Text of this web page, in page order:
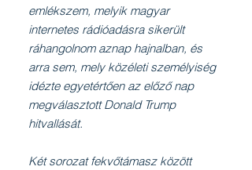
emlékszem, melyik magyar
internetes rádióadásra sikerült
ráhangolnom aznap hajnalban, és
arra sem, mely közéleti személyiség
idézte egyetértően az előző nap
megválasztott Donald Trump
hitvallását.
Két sorozat fekvőtámasz között